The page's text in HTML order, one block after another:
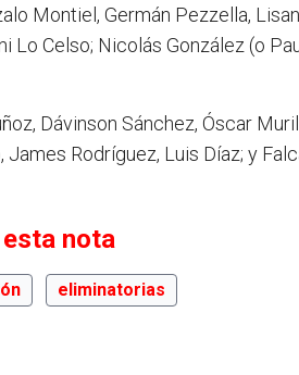
Montiel, Germán Pezzella,
Lo Celso; Nicolás González (o
Dávinson Sánchez, Óscar
Rodríguez, Luis Díaz; y
nota
eliminatorias